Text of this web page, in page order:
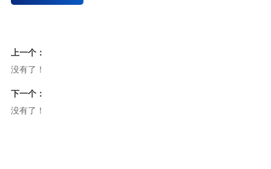
上一个：
没有了！
下一个：
没有了！